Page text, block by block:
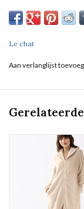
Le chat
Aan verlanglijst